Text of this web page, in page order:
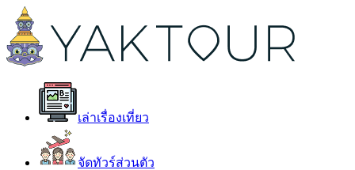
เล่าเรื่องเที่ยว
จัดทัวร์ส่วนตัว